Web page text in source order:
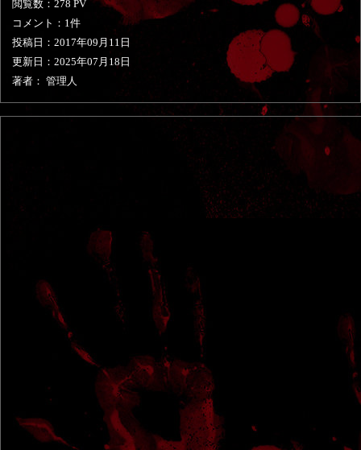
閲覧数：278 PV
コメント：1件
投稿日：2017年09月11日
更新日：2025年07月18日
著者： 管理人